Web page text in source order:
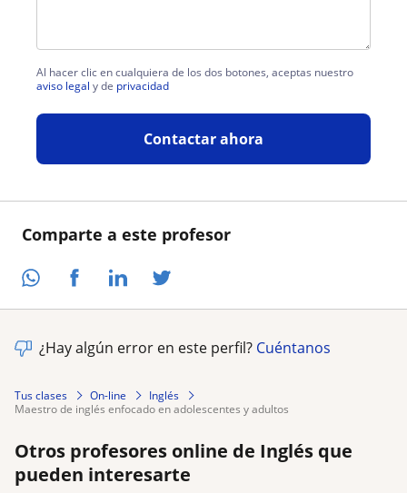
Comparte a este profesor
Al hacer clic en cualquiera de los dos botones, aceptas nuestro
aviso legal y de privacidad
Contactar ahora
¿Hay algún error en este perfil? Cuéntanos
Tus clases On-line
Inglés
maestro de inglés enfocado en adolescentes y adultos
Otros profesores online de Inglés que
pueden interesarte